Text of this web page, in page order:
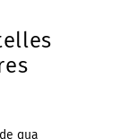
qua